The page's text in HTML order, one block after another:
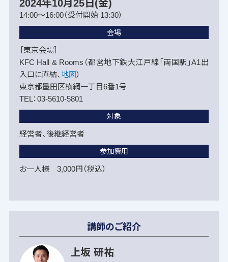
2024年10月25日(金)
14:00～16:00（受付開始 13:30）
会場
［東京会場］
KFC Hall & Rooms（都営地下鉄大江戸線「両国駅」A1出
入口に直結、 地図）
東京都墨田区横網一丁目6番1号
TEL：03-5610-5801
対象
経営者、後継経営者
参加費用
お一人様 3,000円（税込）
講師のご紹介
上坂 研祐